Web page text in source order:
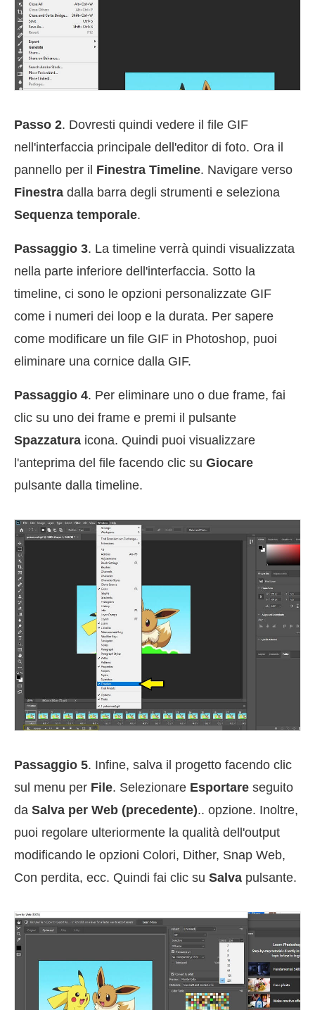
Passo 2. Dovresti quindi vedere il file GIF
nell'interfaccia principale dell'editor di foto. Ora il
pannello per il Finestra Timeline. Navigare verso
Finestra dalla barra degli strumenti e seleziona
Sequenza temporale.
Passaggio 3. La timeline verrà quindi visualizzata
nella parte inferiore dell'interfaccia. Sotto la
timeline, ci sono le opzioni personalizzate GIF
come i numeri dei loop e la durata. Per sapere
come modificare un file GIF in Photoshop, puoi
eliminare una cornice dalla GIF.
Passaggio 4. Per eliminare uno o due frame, fai
clic su uno dei frame e premi il pulsante
Spazzatura icona. Quindi puoi visualizzare
l'anteprima del file facendo clic su Giocare
pulsante dalla timeline.
Passaggio 5. Infine, salva il progetto facendo clic
sul menu per File. Selezionare Esportare seguito
da Salva per Web (precedente).. opzione. Inoltre,
puoi regolare ulteriormente la qualità dell'output
modificando le opzioni Colori, Dither, Snap Web,
Con perdita, ecc. Quindi fai clic su Salva pulsante.